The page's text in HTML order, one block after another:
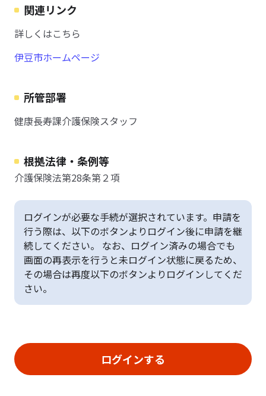
関連リンク
詳しくはこちら
伊豆市ホームページ
所管部署
健康長寿課介護保険スタッフ
根拠法律・条例等
介護保険法第28条第２項
ログインが必要な手続が選択されています。申請を
行う際は、以下のボタンよりログイン後に申請を継
続してください。 なお、ログイン済みの場合でも
画面の再表示を行うと未ログイン状態に戻るため、
その場合は再度以下のボタンよりログインしてくだ
さい。